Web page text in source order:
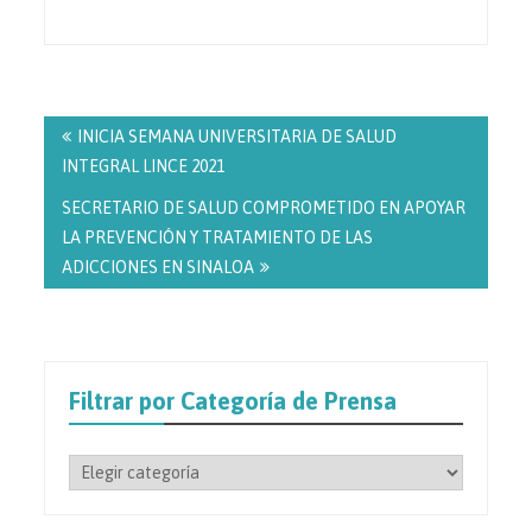
de
entradas
INICIA SEMANA UNIVERSITARIA DE SALUD
INTEGRAL LINCE 2021
SECRETARIO DE SALUD COMPROMETIDO EN APOYAR
LA PREVENCIÓN Y TRATAMIENTO DE LAS
ADICCIONES EN SINALOA
Filtrar por Categoría de Prensa
Filtrar